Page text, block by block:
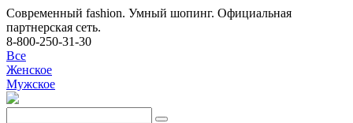
Современный fashion. Умный шопинг. Официальная
партнерская сеть.
8-800-250-31-30
Все
Женское
Мужское